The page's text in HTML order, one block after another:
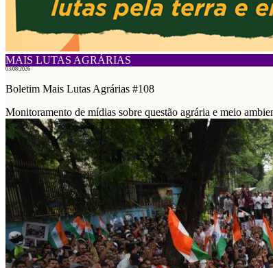
MAIS LUTAS AGRÁRIAS
03/08/2026
Boletim Mais Lutas Agrárias #108
Monitoramento de mídias sobre questão agrária e meio